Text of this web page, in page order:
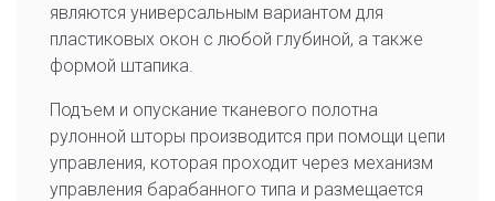
являются универсальным вариантом для
пластиковых окон с любой глубиной, а также
формой штапика.
Подъем и опускание тканевого полотна
рулонной шторы производится при помощи цепи
управления, которая проходит через механизм
управления барабанного типа и размещается